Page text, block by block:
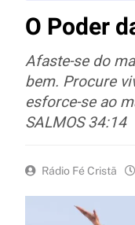
O Poder
Afaste-se do
bem. Procure
esforce-se ao
SALMOS 34:14
Rádio Fé Cristã